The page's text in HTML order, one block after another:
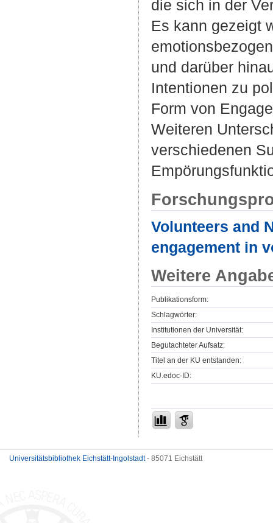
die sich in der
Es kann gezeigt
und darüber
Intentionen zu
Form von
Weiteren
verschiedenen
Volunteers and
engagement in
Weitere
Publikationsform:
Schlagwörter:
Institutionen der Universität:
Begutachteter Aufsatz:
Titel an der KU entstanden:
KU.edoc-ID:
Universitätsbibliothek Eichstätt-Ingolstadt- 85071 Eichstätt